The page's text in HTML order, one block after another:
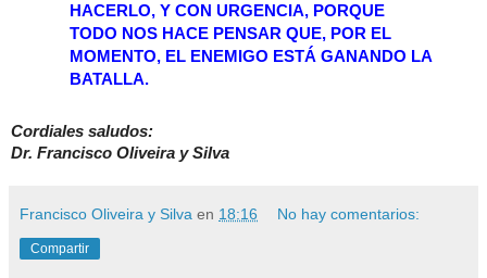
HACERLO, Y CON URGENCIA, PORQUE
TODO NOS HACE PENSAR QUE, POR EL
MOMENTO, EL ENEMIGO ESTÁ GANANDO LA
BATALLA.
Cordiales saludos:
Dr. Francisco Oliveira y Silva
Francisco Oliveira y Silva en 18:16 No hay comentarios:
Compartir